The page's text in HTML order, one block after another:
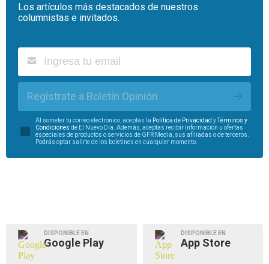
Los artículos más destacados de nuestros
columnistas e invitados.
Regístrate a Boletín Opinión
Al someter tu correo electrónico, aceptas la Política de Privacidad yTérminos y
Condiciones de El Nuevo Día. Además, aceptas recibir información u ofertas
especiales de productos o servicios de GFR Media, sus afiliadas o de terceros.
Podrás optar salirte de los boletines en cualquier momento.
DISPONIBLE EN
Google Play
DISPONIBLE EN
App Store